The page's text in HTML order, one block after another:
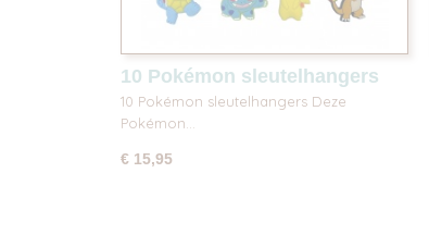
10 Pokémon sleutelhangers
10 Pokémon sleutelhangers Deze
Pokémon…
€ 15,95